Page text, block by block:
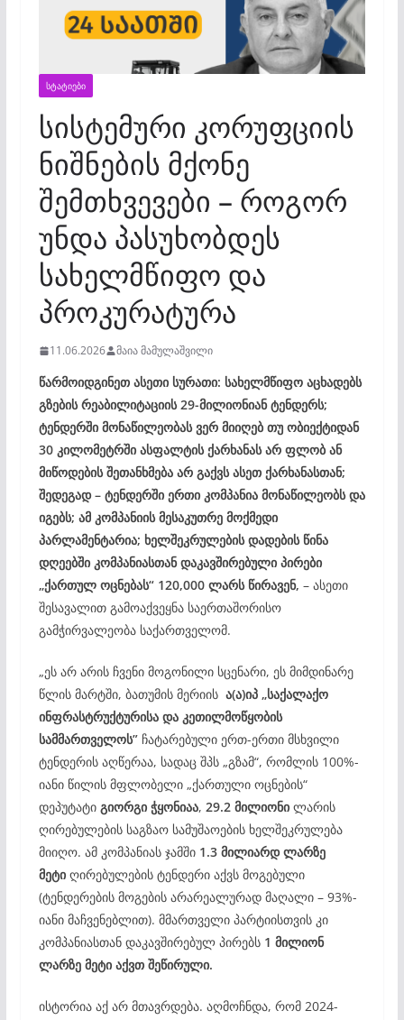
ᲡᲢᲐᲢᲘᲔᲑᲘ
სისტემური კორუფციის
ნიშნების მქონე
შემთხვევები – როგორ
უნდა პასუხობდეს
სახელმწიფო და
პროკურატურა
11.06.2026 მაია მამულაშვილი
წარმოიდგინეთ ასეთი სურათი: სახელმწიფო აცხადებს
გზების რეაბილიტაციის 29-მილიონიან ტენდერს;
ტენდერში მონაწილეობას ვერ მიიღებ თუ ობიექტიდან
30 კილომეტრში ასფალტის ქარხანას არ ფლობ ან
მიწოდების შეთანხმება არ გაქვს ასეთ ქარხანასთან;
შედეგად – ტენდერში ერთი კომპანია მონაწილეობს და
იგებს; ამ კომპანიის მესაკუთრე მოქმედი
პარლამენტარია; ხელშეკრულების დადების წინა
დღეებში კომპანიასთან დაკავშირებული პირები
„ქართულ ოცნებას“ 120,000 ლარს წირავენ, – ასეთი
შესავალით გამოაქვეყნა საერთაშორისო
გამჭირვალეობა საქართველომ.
„ეს არ არის ჩვენი მოგონილი სცენარი, ეს მიმდინარე
წლის მარტში, ბათუმის მერიის ა(ა)იპ „საქალაქო
ინფრასტრუქტურისა და კეთილმოწყობის
სამმართველოს”ჩატარებული ერთ-ერთი მსხვილი
ტენდერის აღწერაა, სადაც შპს „გზამ“, რომლის 100%-
იანი წილის მფლობელი „ქართული ოცნების“
დეპუტატი გიორგი ჭყონიაა, 29.2 მილიონილარის
ღირებულების საგზაო სამუშაოების ხელშეკრულება
მიიღო. ამ კომპანიას ჯამში1.3 მილიარდ ლარზე
მეტი ღირებულების ტენდერი აქვს მოგებული
(ტენდერების მოგების არარეალურად მაღალი – 93%-
იანი მაჩვენებლით). მმართველი პარტიისთვის კი
კომპანიასთან დაკავშირებულ პირებს 1 მილიონ
ლარზე მეტი აქვთ შეწირული.
ისტორია აქ არ მთავრდება. აღმოჩნდა, რომ 2024-